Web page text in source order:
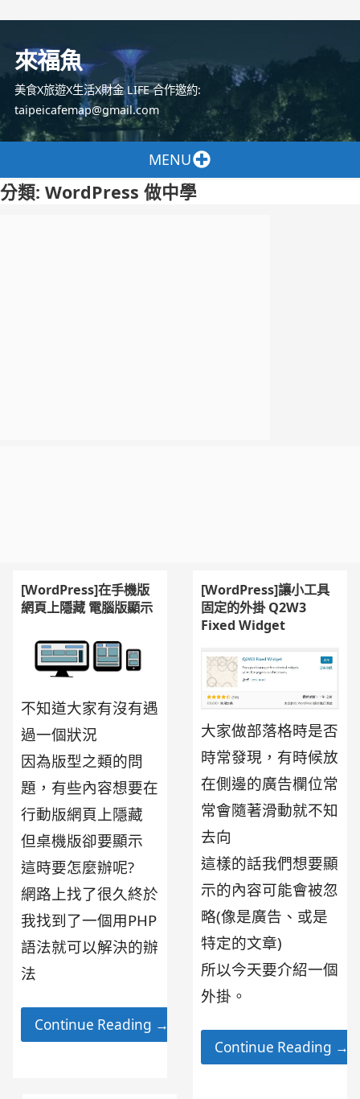
容
來福魚
美食X旅遊X生活X財金 LIFE 合作邀約:
taipeicafemap@gmail.com
MENU
分類: WordPress 做中學
[WordPress]讓小工具
固定的外掛 Q2W3
Fixed Widget
大家做部落格時是否
時常發現，有時候放
在側邊的廣告欄位常
常會隨著滑動就不知
去向
這樣的話我們想要顯
示的內容可能會被忽
略(像是廣告、或是
特定的文章)
所以今天要介紹一個
外掛。
Continue Reading →
[WordPress]在手機版
網頁上隱藏 電腦版顯示
不知道大家有沒有遇
過一個狀況
因為版型之類的問
題，有些內容想要在
行動版網頁上隱藏
但桌機版卻要顯示
這時要怎麼辦呢?
網路上找了很久終於
我找到了一個用PHP
語法就可以解決的辦
法
Continue Reading →